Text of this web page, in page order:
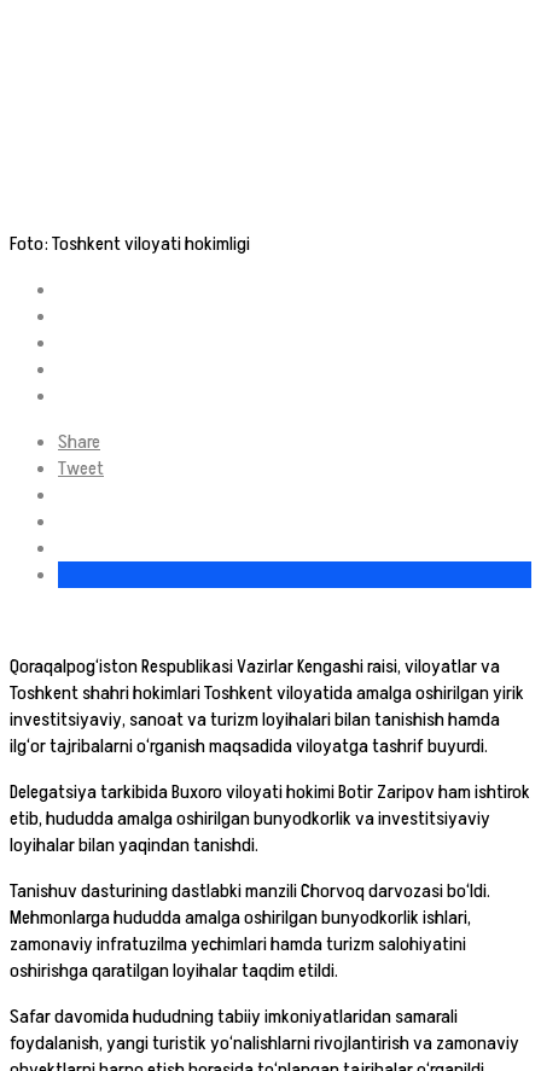
Foto: Toshkent viloyati hokimligi
Share
Tweet
Qoraqalpog‘iston Respublikasi Vazirlar Kengashi raisi, viloyatlar va
Toshkent shahri hokimlari Toshkent viloyatida amalga oshirilgan yirik
investitsiyaviy, sanoat va turizm loyihalari bilan tanishish hamda
ilg‘or tajribalarni o‘rganish maqsadida viloyatga tashrif buyurdi.
Delegatsiya tarkibida Buxoro viloyati hokimi Botir Zaripov ham ishtirok
etib, hududda amalga oshirilgan bunyodkorlik va investitsiyaviy
loyihalar bilan yaqindan tanishdi.
Tanishuv dasturining dastlabki manzili Chorvoq darvozasi bo‘ldi.
Mehmonlarga hududda amalga oshirilgan bunyodkorlik ishlari,
zamonaviy infratuzilma yechimlari hamda turizm salohiyatini
oshirishga qaratilgan loyihalar taqdim etildi.
Safar davomida hududning tabiiy imkoniyatlaridan samarali
foydalanish, yangi turistik yo‘nalishlarni rivojlantirish va zamonaviy